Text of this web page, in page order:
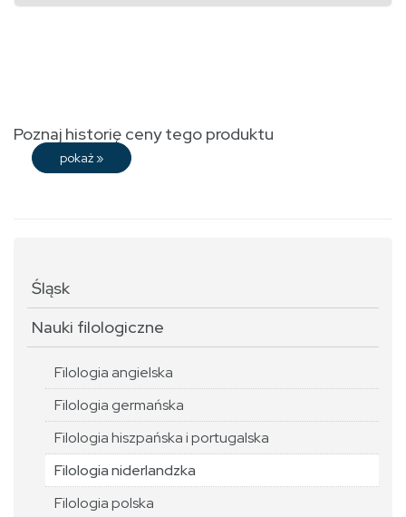
Poznaj historię ceny tego produktu
pokaż »
Śląsk
Nauki filologiczne
Filologia angielska
Filologia germańska
Filologia hiszpańska i portugalska
Filologia niderlandzka
Filologia polska